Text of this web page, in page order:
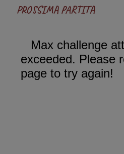
PROSSIMA PARTITA